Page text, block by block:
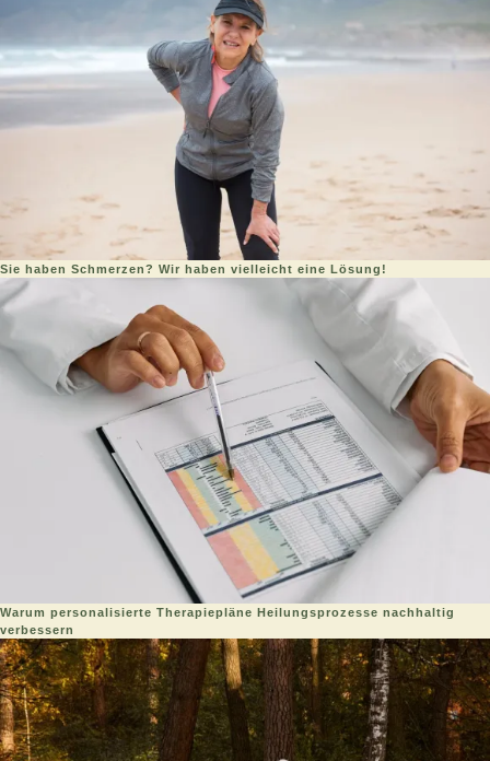
Sie haben Schmerzen? Wir haben vielleicht eine Lösung!
Warum personalisierte Therapiepläne Heilungsprozesse nachhaltig
verbessern